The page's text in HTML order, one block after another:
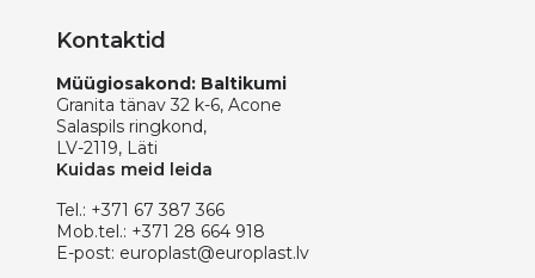
Kontaktid
Müügiosakond: Baltikumi
Granita tänav 32 k-6, Acone
Salaspils ringkond,
LV-2119, Läti
Kuidas meid leida
Tel.: +371 67 387 366
Mob.tel.: +371 28 664 918
E-post: europlast@europlast.lv